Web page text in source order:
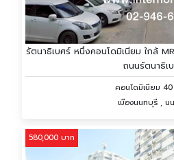
รัตนาธิเบศร์ หนึ่งคอนโดมิเนียม ใกล้
ถนนรัตนาธิเ
คอนโดมิเนียม 40
เมืองนนทบุรี , น
580,000 บาท